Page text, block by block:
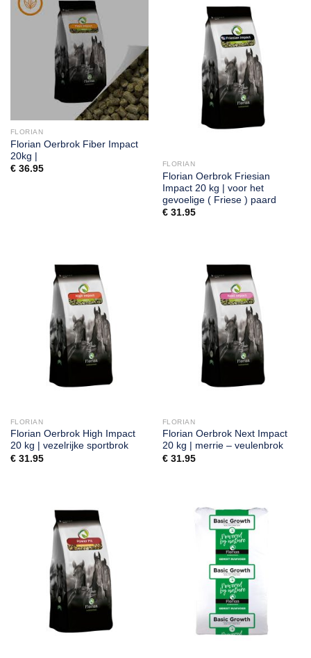
FLORIAN
Florian Oerbrok Fiber Impact
20kg |
€36.95 FLORIAN
Florian Oerbrok Friesian
Impact 20 kg | voor het
gevoelige ( Friese ) paard
€31.95
FLORIAN
Florian Oerbrok High Impact
20 kg | vezelrijke sportbrok
€31.95
FLORIAN
Florian Oerbrok Next Impact
20 kg | merrie – veulenbrok
€31.95